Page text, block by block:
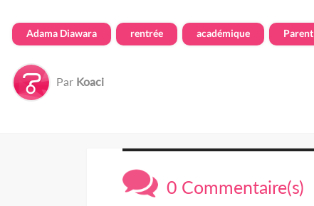
Adama Diawara rentrée académique Parent
Par Koaci
0 Commentaire(s)